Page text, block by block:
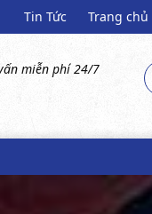
Tin Tức Trang chủ
miễn phí 24/7